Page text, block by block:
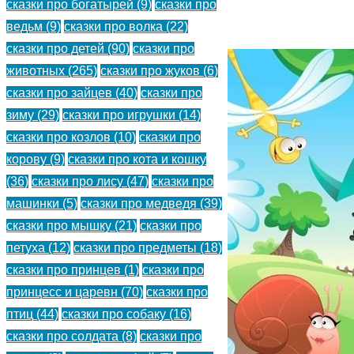
()
сказки про богатырей (9) сказки про
ведьм (9) сказки про волка (22)
сказки про детей (90) сказки про
животных (265) сказки про жуков (6)
сказки про зайцев (40) сказки про
зиму (29) сказки про игрушки (14)
сказки про козлов (10) сказки про
корову (9) сказки про кота и кошку
(36) сказки про лису (47) сказки про
машинки (5) сказки про медведя (39)
сказки про мышку (21) сказки про
петуха (12) сказки про предметы (18)
сказки про принцев (1) сказки про
принцесс и царевн (70) сказки про
птиц (44) сказки про собаку (16)
сказки про солдата (8) сказки про